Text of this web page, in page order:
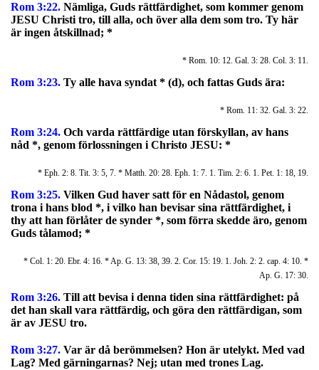
Rom 3:22. Nämliga, Guds rättfärdighet, som kommer genom
JESU Christi tro, till alla, och över alla dem som tro. Ty här
är ingen åtskillnad; *
* Rom. 10: 12. Gal. 3: 28. Col. 3: 11.
Rom 3:23. Ty alle hava syndat * (d), och fattas Guds ära:
* Rom. 11: 32. Gal. 3: 22.
Rom 3:24. Och varda rättfärdige utan förskyllan, av hans
nåd *, genom förlossningen i Christo JESU: *
* Eph. 2: 8. Tit. 3: 5, 7. * Matth. 20: 28. Eph. 1: 7. 1. Tim. 2: 6. 1. Pet. 1: 18, 19.
Rom 3:25. Vilken Gud haver satt för en Nådastol, genom
trona i hans blod *, i vilko han bevisar sina rättfärdighet, i
thy att han förlåter de synder *, som förra skedde äro, genom
Guds tålamod; *
* Col. 1: 20. Ebr. 4: 16. * Ap. G. 13: 38, 39. 2. Cor. 15: 19. 1. Joh. 2: 2. cap. 4: 10. *
Ap. G. 17: 30.
Rom 3:26. Till att bevisa i denna tiden sina rättfärdighet: på
det han skall vara rättfärdig, och göra den rättfärdigan, som
är av JESU tro.
Rom 3:27. Var är då berömmelsen? Hon är utelykt. Med vad
Lag? Med gärningarnas? Nej; utan med trones Lag.